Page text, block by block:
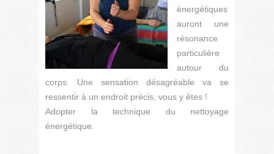
énergétiques
auront une
résonance
particulière
autour du
corps. Une sensation désagréable va se
ressentir à un endroit précis, vous y êtes !
Adopter la technique du nettoyage
énergétique.